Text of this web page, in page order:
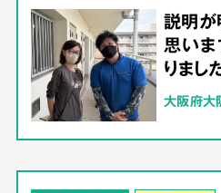
説明が
思いま
りまし
大阪府大